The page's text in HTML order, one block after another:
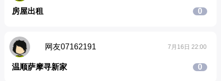
房屋出租 0
网友07162191 7月16日 22:00
温顺萨摩寻新家 0